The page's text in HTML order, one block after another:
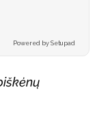
Powered by Setupad